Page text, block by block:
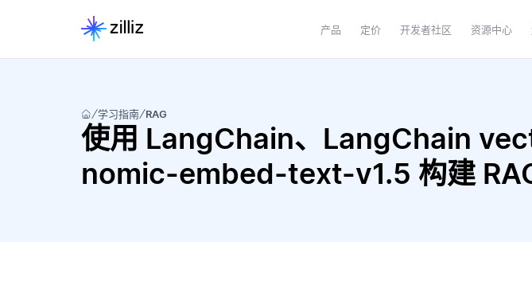
产品 定价 开发者社区 资源中心
学习指南 RAG
使用 LangChain、LangChain
nomic-embed-text-v1.5 构建